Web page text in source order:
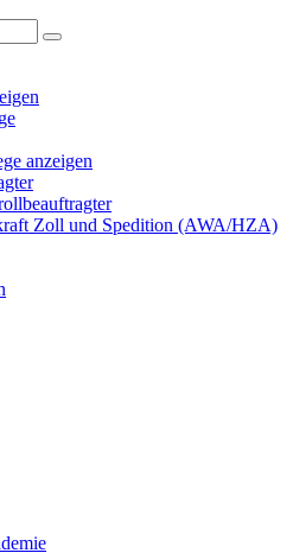
anzeigen
Zoll und Spedition (AWA/HZA)